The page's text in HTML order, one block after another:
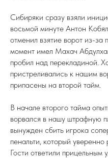
Сибиряки сразу взяли
восьмой минуте Антон
отменил взятие ворот из-
момент имел Махач
пробил над перекладиной.
пристреливались к нашим
припасены на второй тайм.
В начале второго тайма
ворвался в нашу штрафную
вынужден сбить игрока
пенальти, который
Гости ответили